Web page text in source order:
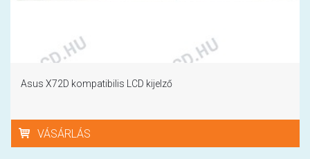
Asus X72D kompatibilis LCD kijelző
VÁSÁRLÁS